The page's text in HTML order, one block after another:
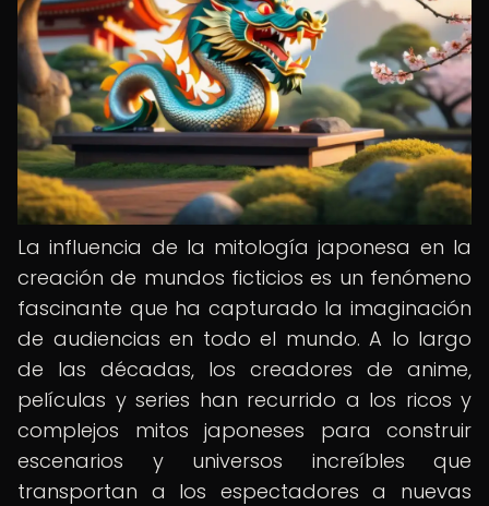
La influencia de la mitología japonesa en la
creación de mundos ficticios es un fenómeno
fascinante que ha capturado la imaginación
de audiencias en todo el mundo. A lo largo
de las décadas, los creadores de anime,
películas y series han recurrido a los ricos y
complejos mitos japoneses para construir
escenarios y universos increíbles que
transportan a los espectadores a nuevas